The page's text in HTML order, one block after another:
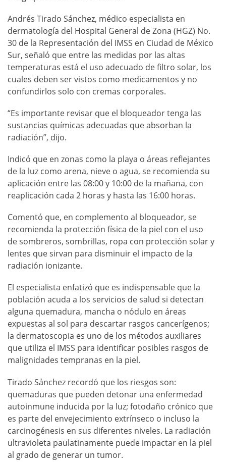
Andrés Tirado Sánchez, médico especialista en
dermatología del Hospital General de Zona (HGZ) No.
30 de la Representación del IMSS en Ciudad de México
Sur, señaló que entre las medidas por las altas
temperaturas está el uso adecuado de filtro solar, los
cuales deben ser vistos como medicamentos y no
confundirlos solo con cremas corporales.
“Es importante revisar que el bloqueador tenga las
sustancias químicas adecuadas que absorban la
radiación”, dijo.
Indicó que en zonas como la playa o áreas reflejantes
de la luz como arena, nieve o agua, se recomienda su
aplicación entre las 08:00 y 10:00 de la mañana, con
reaplicación cada 2 horas y hasta las 16:00 horas.
Comentó que, en complemento al bloqueador, se
recomienda la protección física de la piel con el uso
de sombreros, sombrillas, ropa con protección solar y
lentes que sirvan para disminuir el impacto de la
radiación ionizante.
El especialista enfatizó que es indispensable que la
población acuda a los servicios de salud si detectan
alguna quemadura, mancha o nódulo en áreas
expuestas al sol para descartar rasgos cancerígenos;
la dermatoscopia es uno de los métodos auxiliares
que utiliza el IMSS para identificar posibles rasgos de
malignidades tempranas en la piel.
Tirado Sánchez recordó que los riesgos son:
quemaduras que pueden detonar una enfermedad
autoinmune inducida por la luz; fotodaño crónico que
es parte del envejecimiento extrínseco o incluso la
carcinogénesis en sus diferentes niveles. La radiación
ultravioleta paulatinamente puede impactar en la piel
al grado de generar un tumor.